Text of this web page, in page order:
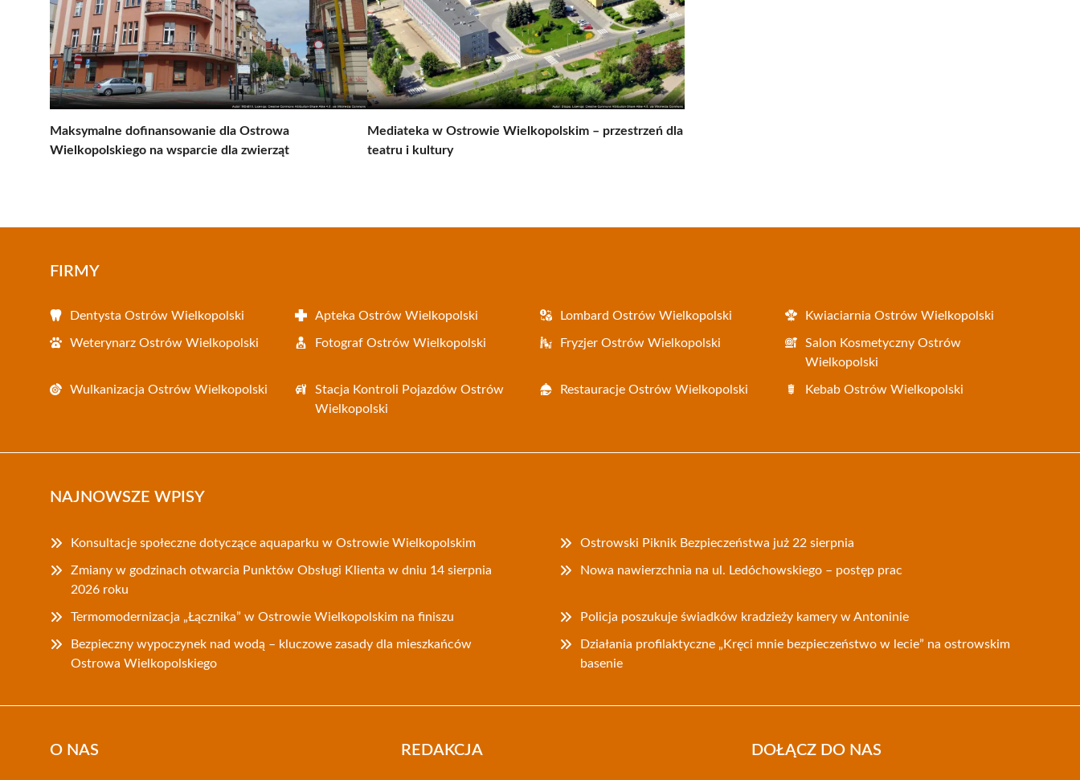
Maksymalne dofinansowanie dla Ostrowa
Wielkopolskiego na wsparcie dla zwierząt
Mediateka w Ostrowie Wielkopolskim – przestrzeń dla
teatru i kultury
FIRMY
Dentysta Ostrów Wielkopolski Apteka Ostrów Wielkopolski Lombard Ostrów Wielkopolski Kwiaciarnia Ostrów Wielkopolski
Weterynarz Ostrów Wielkopolski Fotograf Ostrów Wielkopolski Fryzjer Ostrów Wielkopolski
Salon Kosmetyczny Ostrów
Wielkopolski
Wulkanizacja Ostrów Wielkopolski
Stacja Kontroli Pojazdów Ostrów
Wielkopolski
Restauracje Ostrów Wielkopolski Kebab Ostrów Wielkopolski
NAJNOWSZE WPISY
Konsultacje społeczne dotyczące aquaparku w Ostrowie Wielkopolskim Ostrowski Piknik Bezpieczeństwa już 22 sierpnia
Zmiany w godzinach otwarcia Punktów Obsługi Klienta w dniu 14 sierpnia
2026 roku
Nowa nawierzchnia na ul. Ledóchowskiego – postęp prac
Termomodernizacja „Łącznika” w Ostrowie Wielkopolskim na finiszu Policja poszukuje świadków kradzieży kamery w Antoninie
Bezpieczny wypoczynek nad wodą – kluczowe zasady dla mieszkańców
Ostrowa Wielkopolskiego
Działania profilaktyczne „Kręci mnie bezpieczeństwo w lecie” na ostrowskim
basenie
O NAS REDAKCJA DOŁĄCZ DO NAS